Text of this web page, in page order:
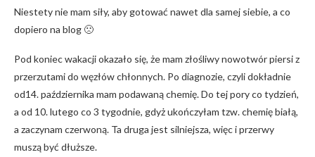
Niestety nie mam siły, aby gotować nawet dla samej siebie, a co
dopiero na blog 🙁
Pod koniec wakacji okazało się, że mam złośliwy nowotwór piersi z
przerzutami do węzłów chłonnych. Po diagnozie, czyli dokładnie
od14. października mam podawaną chemię. Do tej pory co tydzień,
a od 10. lutego co 3 tygodnie, gdyż ukończyłam tzw. chemię białą,
a zaczynam czerwoną. Ta druga jest silniejsza, więc i przerwy
muszą być dłuższe.